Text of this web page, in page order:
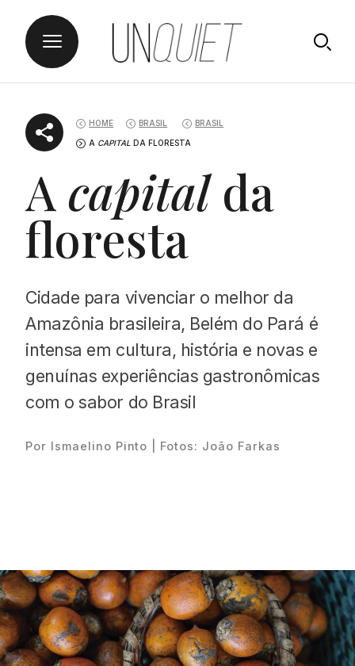
content
HOME BRASIL BRASIL
A CAPITAL DA FLORESTA
A capitalda
floresta
Cidade para vivenciar o melhor da
Amazônia brasileira, Belém do Pará é
intensa em cultura, história e novas e
genuínas experiências gastronômicas
com o sabor do Brasil
Por Ismaelino Pinto | Fotos: João Farkas